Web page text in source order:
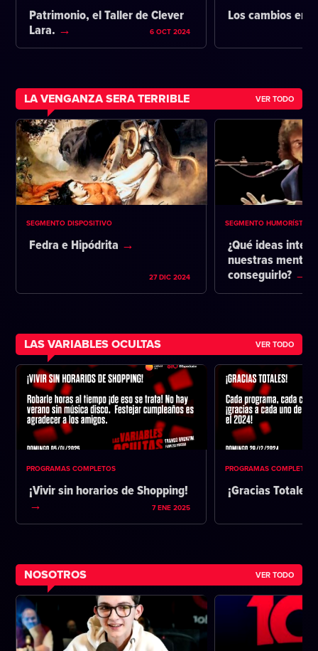
Patrimonio, el Taller de Clever
Lara.
6 OCT 2024
Los cambios en
LA VENGANZA SERA TERRIBLE VER TODO
SEGMENTO DISPOSITIVO
Fedra e Hipódrita
27 DIC 2024
SEGMENTO HUMORÍSTICO
¿Qué ideas
nuestras mentes
conseguirlo?
LAS VARIABLES OCULTAS VER TODO
PROGRAMAS COMPLETOS
¡Vivir sin horarios de Shopping!
7 ENE 2025
PROGRAMAS COMPLETOS
¡Gracias
NOSOTROS VER TODO